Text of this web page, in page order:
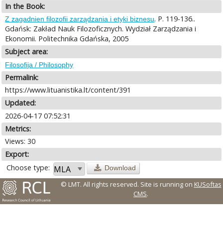
In the Book:
Z zagadnien filozofii zarządzania i etyki biznesu. P. 119-136..
Gdańsk: Zakład Nauk Filozoficznych. Wydział Zarządzania i
Ekonomii. Politechnika Gdańska, 2005
Subject area:
Filosofija / Philosophy
Permalink:
https://www.lituanistika.lt/content/391
Updated:
2026-04-17 07:52:31
Metrics:
Views: 30
Export:
Choose type:
Download
© LMT. All rights reserved. Site is running on KUSoftas
CMS.